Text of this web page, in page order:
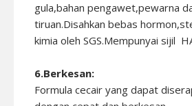
gula,bahan pengawet,pewarna
tiruan.Disahkan bebas
kimia oleh SGS.Mempunyai sijil
6.Berkesan:
Formula cecair yang dapat